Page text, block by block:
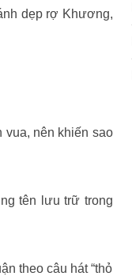
dẹp rợ Khương,
vua, nên khiến sao
tên lưu trữ trong
theo câu hát “thỏ